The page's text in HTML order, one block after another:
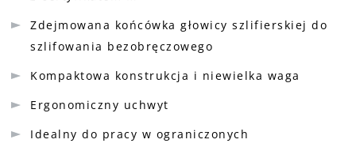
Zdejmowana końcówka głowicy szlifierskiej do
szlifowania bezobręczowego
Kompaktowa konstrukcja i niewielka waga
Ergonomiczny uchwyt
Idealny do pracy w ograniczonych